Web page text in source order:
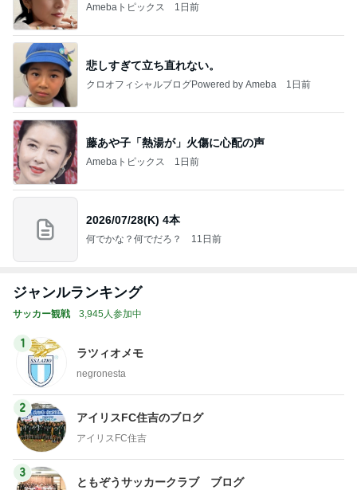
Amebaトピックス 1日前
悲しすぎて立ち直れない。
クロオフィシャルブログPowered by Ameba 1日前
藤あや子「熱湯が」火傷に心配の声
Amebaトピックス 1日前
2026/07/28(K) 4本
何でかな？何でだろ？ 11日前
ジャンルランキング
サッカー観戦 3,945人参加中
1
ラツィオメモ
negronesta
2
アイリスFC住吉のブログ
アイリスFC住吉
3
ともぞうサッカークラブ ブログ